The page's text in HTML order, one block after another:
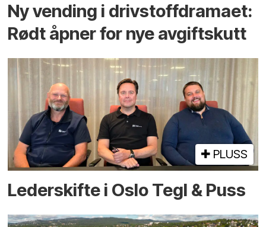
Ny vending i drivstoffdramaet:
Rødt åpner for nye avgiftskutt
PLUSS
Lederskifte i Oslo Tegl & Puss